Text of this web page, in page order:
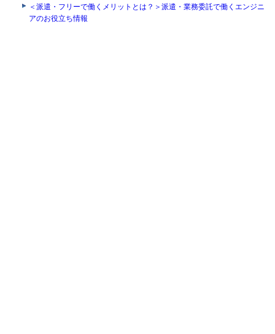
＜派遣・フリーで働くメリットとは？＞派遣・業務委託で働くエンジニ
アのお役立ち情報